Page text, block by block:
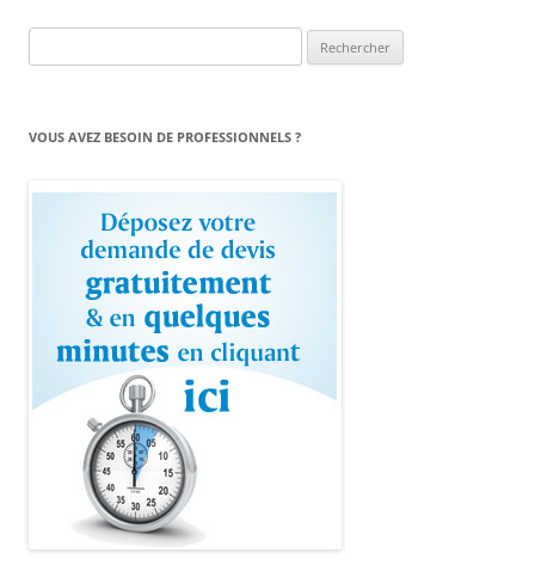
VOUS AVEZ BESOIN DE PROFESSIONNELS ?